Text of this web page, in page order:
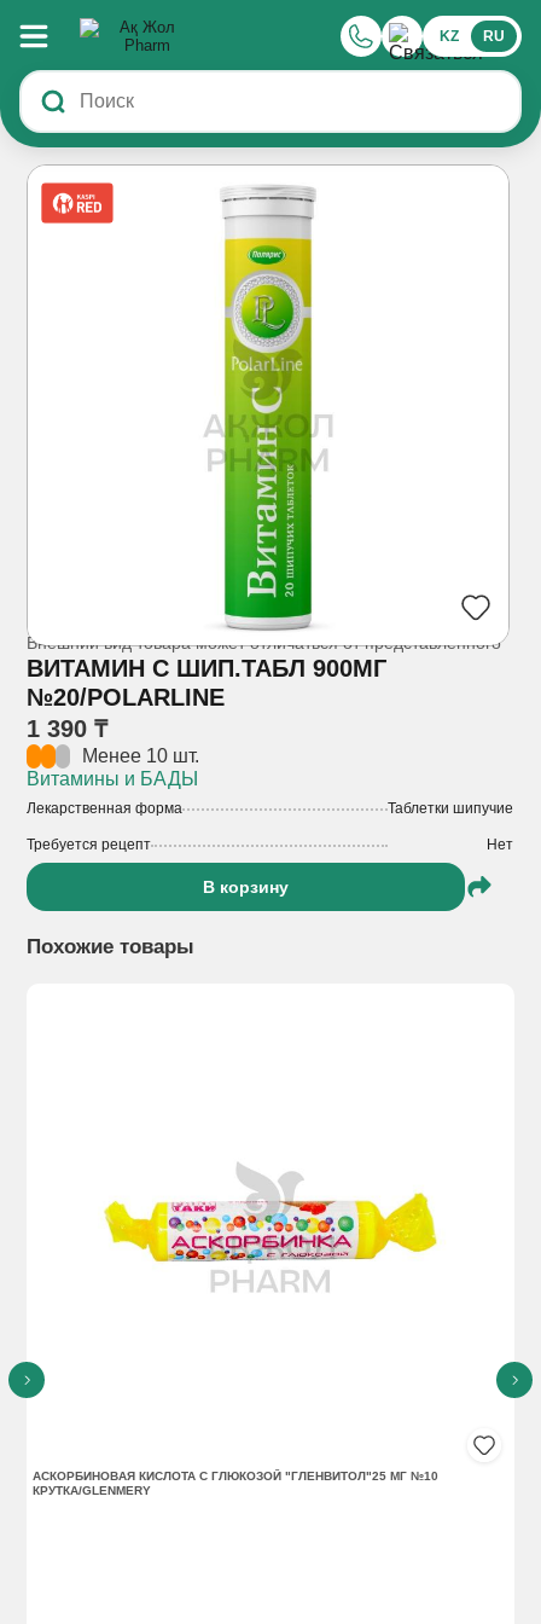
KZ RU
Внешний вид товара может отличаться от представленного
ВИТАМИН С ШИП.ТАБЛ 900МГ
№20/POLARLINE
1 390 ₸
Менее 10 шт.
Витамины и БАДЫ
Лекарственная форма Таблетки шипучие
Требуется рецепт Нет
В корзину
Похожие товары
АСКОРБИНОВАЯ КИСЛОТА С ГЛЮКОЗОЙ "ГЛЕНВИТОЛ"25 МГ №10
КРУТКА/GLENMERY